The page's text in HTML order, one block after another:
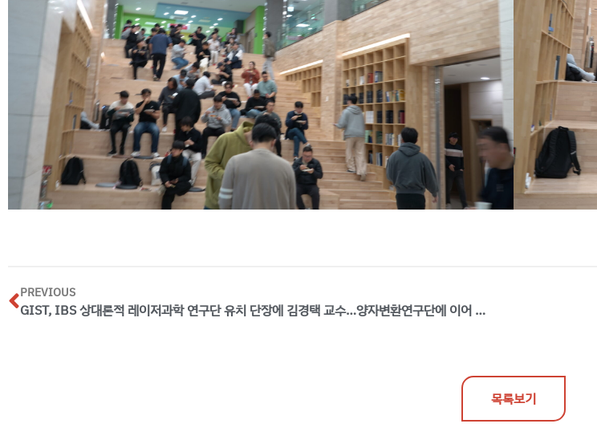
PREVIOUS
GIST, IBS 상대론적 레이저과학 연구단 유치 단장에 김경택 교수…양자변환연구단에 이어 두번째
목록보기